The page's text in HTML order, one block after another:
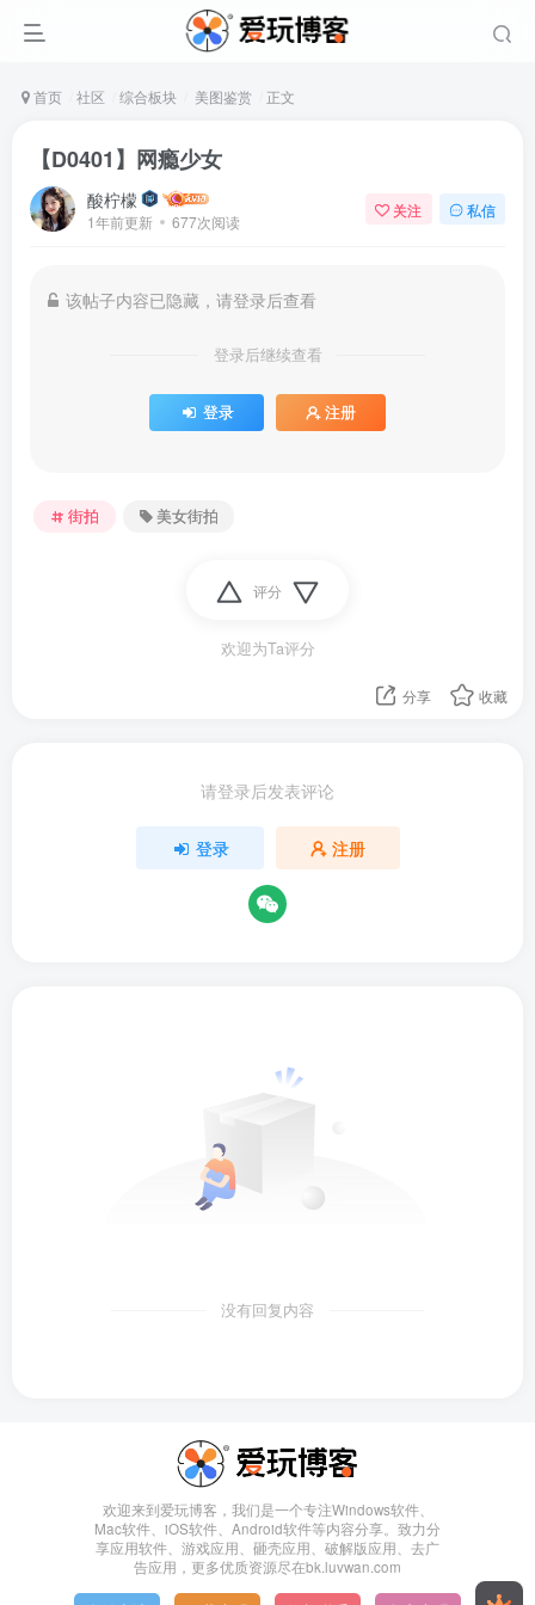
首页 社区 综合板块 美图鉴赏 正文
【D0401】网瘾少女
酸柠檬
1年前更新 677次阅读
关注 私信
该帖子内容已隐藏，请登录后查看
登录后继续查看
登录 注册
街拍 美女街拍
评分
欢迎为Ta评分
分享 收藏
请登录后发表评论
登录 注册
没有回复内容
欢迎来到爱玩博客，我们是一个专注Windows软件、
Mac软件、iOS软件、Android软件等内容分享。致力分
享应用软件、游戏应用、砸壳应用、破解版应用、去广
告应用，更多优质资源尽在bk.luvwan.com